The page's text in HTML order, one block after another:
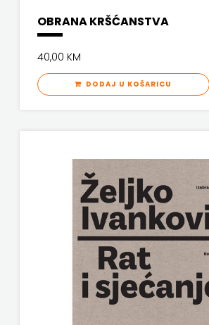
VORTO
PALABRA
ZNANJE
OBRANA KRŠĆANSTVA
40,00 KM
DODAJ U KOŠARICU